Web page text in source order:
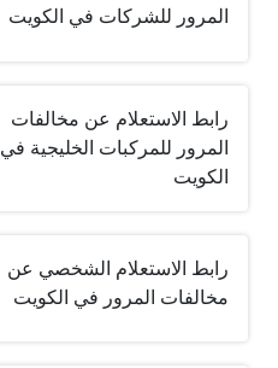
المرور للشركات في الكويت
رابط الاستعلام عن مخالفات
المرور للمركبات الخليجية في
الكويت
رابط الاستعلام الشخصي عن
مخالفات المرور في الكويت